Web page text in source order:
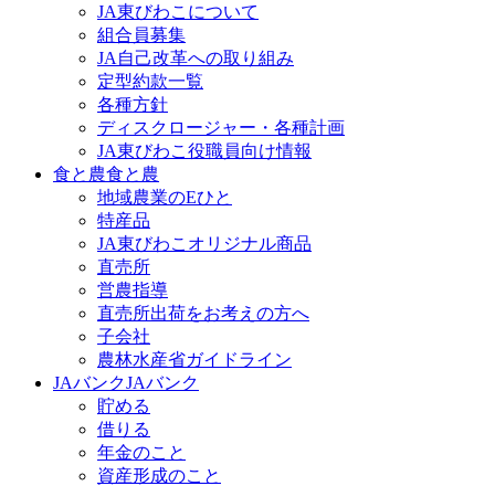
JA東びわこについて
組合員募集
JA自己改革への取り組み
定型約款一覧
各種方針
ディスクロージャー・各種計画
JA東びわこ役職員向け情報
食と農食と農
地域農業のEひと
特産品
JA東びわこオリジナル商品
直売所
営農指導
直売所出荷をお考えの方へ
子会社
農林水産省ガイドライン
JAバンクJAバンク
貯める
借りる
年金のこと
資産形成のこと